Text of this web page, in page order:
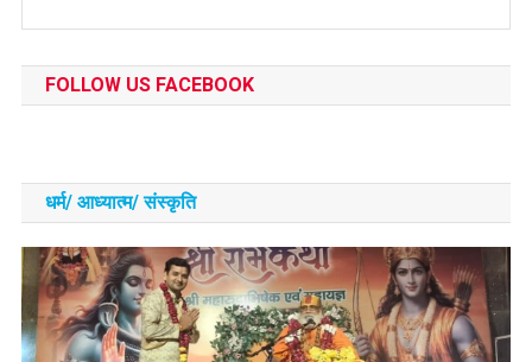
FOLLOW US FACEBOOK
धर्म/ आध्‍यात्‍म/ संस्‍कृति